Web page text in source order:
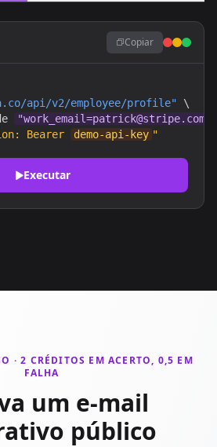
Copiar
api/v2/employee/profile" \
"work_email=patrick@stripe.com"
Bearer demo-api-key "
Executar
· 2 CRÉDITOS EM ACERTO, 0,5 EM
FALHA
um e-mail
público